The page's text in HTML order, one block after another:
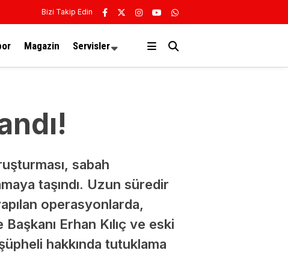
Bizi Takip Edin
Magazin Servisler
sabah
taşındı. Uzun süredir
operasyonlarda,
Erhan Kılıç ve eski
hakkında tutuklama